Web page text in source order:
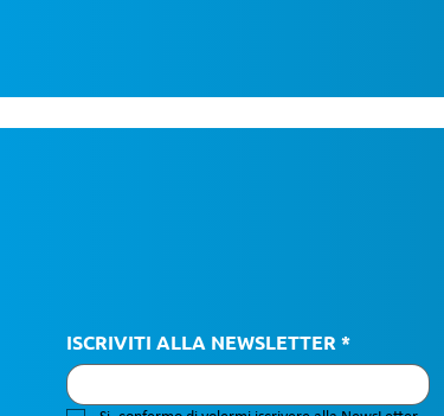
ISCRIVITI ALLA NEWSLETTER*